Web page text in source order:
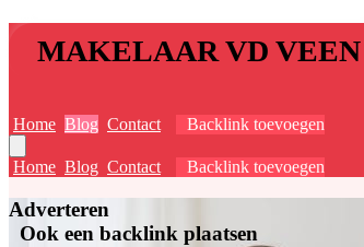
MAKELAAR VD VEEN
Home Blog Contact Backlink toevoegen
Home Blog Contact Backlink toevoegen
Adverteren
Ook een backlink plaatsen